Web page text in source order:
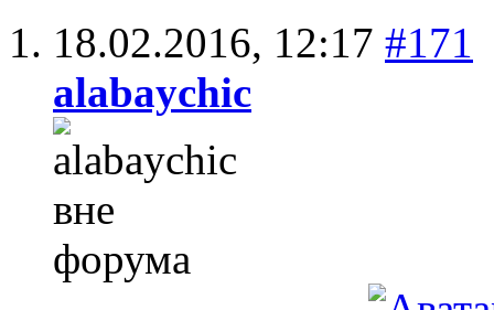
18.02.2016, 12:17 #171
alabaychic